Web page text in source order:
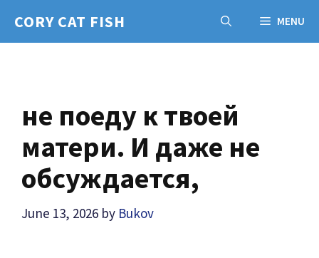
CORY CAT FISH MENU
не поеду к твоей
матери. И даже не
обсуждается,
June 13, 2026 by Bukov